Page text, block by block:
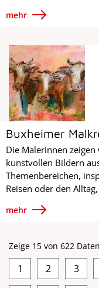
mehr
Buxheimer
Die Malerinnen
kunstvollen Bildern
Themenbereichen,
Reisen oder den
mehr
Zeige 15 von 622
1 2 3